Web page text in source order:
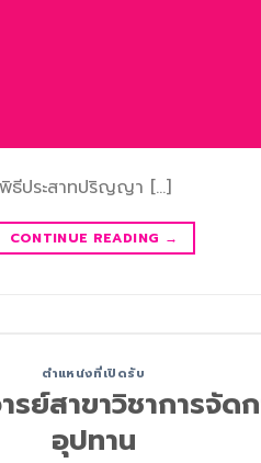
พิธีประสาทปริญญา […]
CONTINUE READING →
ตำแหน่งที่เปิดรับ
ย์สาขาวิชาการจัด
อุปทาน